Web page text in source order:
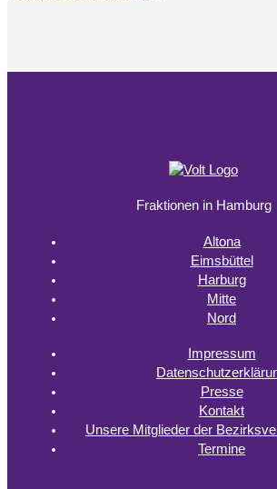
Fraktionen in Hamburg
Altona
Eimsbüttel
Harburg
Mitte
Nord
Impressum
Presse
Kontakt
Unsere Mitglieder der
Termine